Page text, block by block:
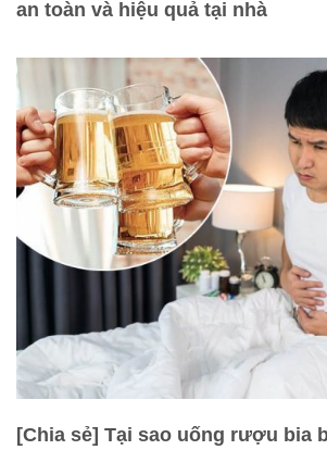
an toàn và hiệu quả tại nhà
[Chia sẻ] Tại sao uống rượu bia